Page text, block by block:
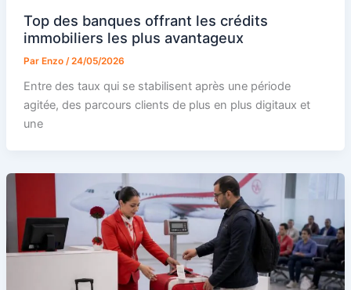
Top des banques offrant les crédits
immobiliers les plus avantageux
Par Enzo /24/05/2026
Entre des taux qui se stabilisent après une période
agitée, des parcours clients de plus en plus digitaux et
une